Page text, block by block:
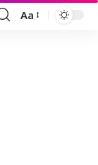
Font
Aa